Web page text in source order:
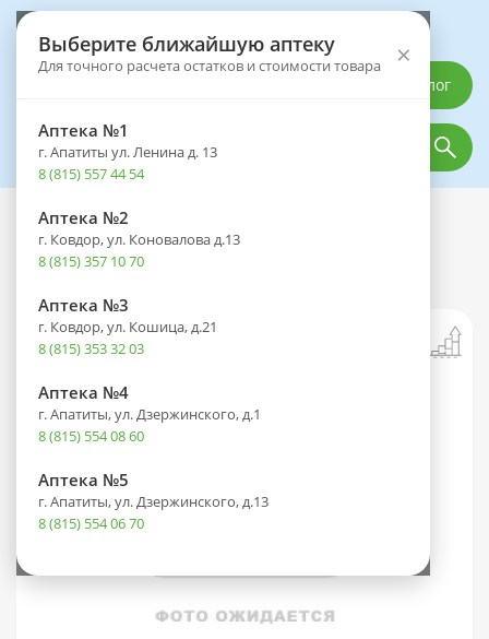
Выберите ближайшую аптеку
Для точного расчета остатков и стоимости товара ×
Аптека №1
г. Апатиты ул. Ленина д. 13
8 (815) 557 44 54
Аптека №2
г. Ковдор, ул. Коновалова д.13
8 (815) 357 10 70
Аптека №3
г. Ковдор, ул. Кошица, д.21
8 (815) 353 32 03
Аптека №4
г. Апатиты, ул. Дзержинского, д.1
8 (815) 554 08 60
Аптека №5
г. Апатиты, ул. Дзержинского, д.13
8 (815) 554 06 70
Каталог
Каталог Оптика
Линзы ILLUSION Colors ELEGANCE (90
дней) R 8.6 -4,00 №2 green